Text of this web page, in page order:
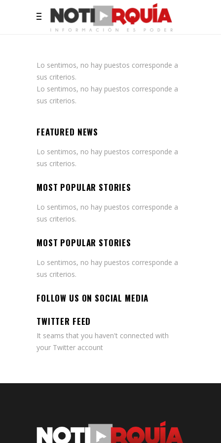
Lo sentimos, no hay puestos corresponde a
sus criterios.
Lo sentimos, no hay puestos corresponde a
sus criterios.
FEATURED NEWS
Lo sentimos, no hay puestos corresponde a
sus criterios.
MOST POPULAR STORIES
Lo sentimos, no hay puestos corresponde a
sus criterios.
MOST POPULAR STORIES
Lo sentimos, no hay puestos corresponde a
sus criterios.
FOLLOW US ON SOCIAL MEDIA
TWITTER FEED
It seams that you haven't connected with
your Twitter account